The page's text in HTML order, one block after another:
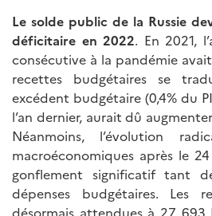
Le solde public de la Russie
déficitaire en 2022. En 2021,
consécutive à la pandémie
recettes budgétaires se
excédent budgétaire (0,4% du
l’an dernier, aurait dû
Néanmoins, l’évolution
macroéconomiques après le
gonflement significatif tant
dépenses budgétaires. Les
désormais attendues à 27 693